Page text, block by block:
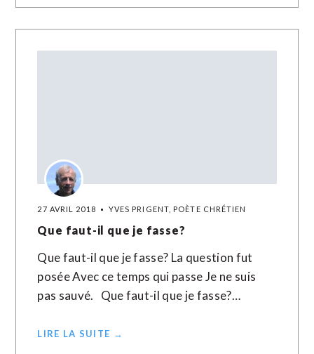
27 AVRIL 2018 YVES PRIGENT, POÈTE CHRÉTIEN
Que faut-il que je fasse?
Que faut-il que je fasse? La question fut
posée Avec ce temps qui passe Je ne suis
pas sauvé. Que faut-il que je fasse?…
LIRE LA SUITE →